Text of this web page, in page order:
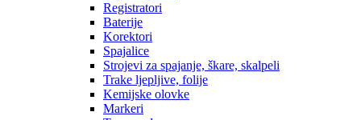
Registratori
Baterije
Korektori
Spajalice
Strojevi za spajanje, škare, skalpeli
Trake ljepljive, folije
Kemijske olovke
Markeri